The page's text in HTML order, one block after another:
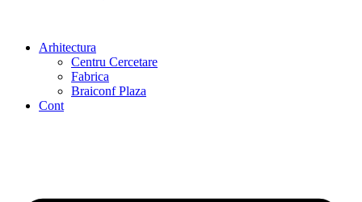
Arhitectura
Centru Cercetare
Fabrica
Braiconf Plaza
Cont